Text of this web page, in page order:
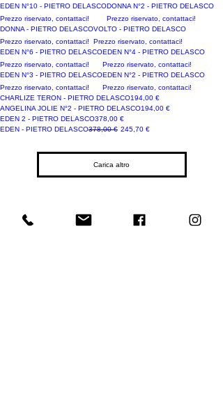
EDEN N°10 - PIETRO DELASCO
Prezzo riservato, contattaci!
DONNA N°2 - PIETRO DELASCO
Prezzo riservato, contattaci!
DONNA - PIETRO DELASCO
Prezzo riservato, contattaci!
VOLTO - PIETRO DELASCO
Prezzo riservato, contattaci!
EDEN N°6 - PIETRO DELASCO
Prezzo riservato, contattaci!
EDEN N°4 - PIETRO DELASCO
Prezzo riservato, contattaci!
EDEN N°3 - PIETRO DELASCO
Prezzo riservato, contattaci!
EDEN N°2 - PIETRO DELASCO
Prezzo riservato, contattaci!
CHARLIZE TERON - PIETRO DELASCOPrezzo
194,00 €
ANGELINA JOLIE N°2 - PIETRO DELASCOPrezzo
194,00 €
EDEN 2 - PIETRO DELASCOPrezzo
378,00 €
IN PROMO
EDEN - PIETRO DELASCOPrezzo regolare
378,00 € Prezzo scontato
245,70 €
Carica altro